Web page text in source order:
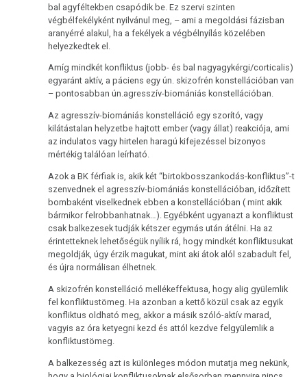
bal agyféltekben csapódik be. Ez szervi szinten
végbélfekélyként nyilvánul meg, – ami a megoldási fázisban
aranyérré alakul, ha a fekélyek a végbélnyílás közelében
helyezkedtek el.
Amíg mindkét konfliktus (jobb- és bal nagyagykérgi/corticalis)
egyaránt aktív, a páciens egy ún. skizofrén konstellációban van
– pontosabban ún.agresszív-biomániás konstellációban.
Az agresszív-biomániás konstelláció egy szorító, vagy
kilátástalan helyzetbe hajtott ember (vagy állat) reakciója, ami
az indulatos vagy hirtelen haragú kifejezéssel bizonyos
mértékig találóan leírható.
Azok a BK férfiak is, akik két “birtokbosszankodás-konfliktus”-t
szenvednek el agresszív-biomániás konstellációban, időzített
bombaként viselkednek ebben a konstellációban ( mint akik
bármikor felrobbanhatnak…). Egyébként ugyanazt a konfliktust
csak balkezesek tudják kétszer egymás után átélni. Ha az
érintetteknek lehetőségük nyílik rá, hogy mindkét konfliktusukat
megoldják, úgy érzik magukat, mint aki átok alól szabadult fel,
és újra normálisan élhetnek.
A skizofrén konstelláció mellékeffektusa, hogy alig gyülemlik
fel konfliktustömeg. Ha azonban a kettő közül csak az egyik
konfliktus oldható meg, akkor a másik szóló-aktív marad,
vagyis az óra ketyegni kezd és attól kezdve felgyülemlik a
konfliktustömeg.
A balkezesség azt is különleges módon mutatja meg nekünk,